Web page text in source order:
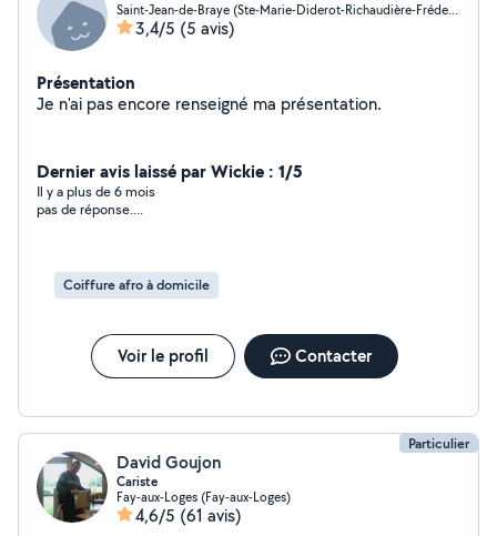
Saint-Jean-de-Braye (Ste-Marie-Diderot-Richaudière-Frédeville)
3,4/5 (5 avis)
Présentation
Je n'ai pas encore renseigné ma présentation.
Dernier avis laissé par Wickie : 1/5
Il y a plus de 6 mois
pas de réponse....
Coiffure afro à domicile
Voir le profil Contacter
Particulier
David Goujon
Cariste
Fay-aux-Loges (Fay-aux-Loges)
4,6/5 (61 avis)